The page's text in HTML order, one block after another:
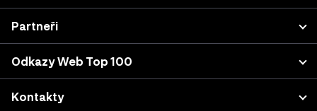
Porota
Přihlášení projektu
Akce a konference
Kategorie a kritéria
Partneři
LUPA.cz
Podnikatel.cz
Odkazy Web Top 100
Výsledky z minulých let
Kontakty